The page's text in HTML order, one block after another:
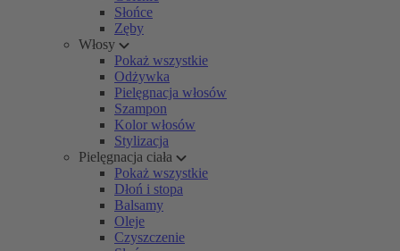
Słońce
Zęby
Włosy
Pokaż wszystkie
Odżywka
Pielęgnacja włosów
Szampon
Kolor włosów
Stylizacja
Pielęgnacja ciała
Pokaż wszystkie
Dłoń i stopa
Balsamy
Oleje
Czyszczenie